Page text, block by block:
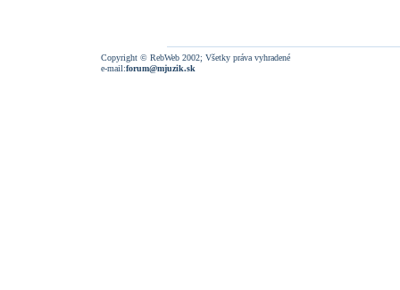
Copyright © RebWeb 2002; Všetky práva vyhradené
e-mail:forum@mjuzik.sk